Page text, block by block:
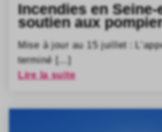
Incendies en Seine-
soutien aux
Mise à jour au 15 juillet :
terminé […]
Lire la suite